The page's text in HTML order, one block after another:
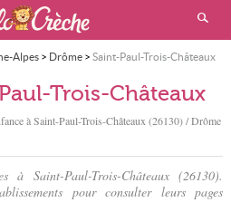
Alpes> Drôme> Saint-Paul-Trois-Châteaux
Trois-Châteaux
àSaint-Paul-Trois-Châteaux (26130) / Drôme
à Saint-Paul-Trois-Châteaux (26130).
pour consulter leurs pages